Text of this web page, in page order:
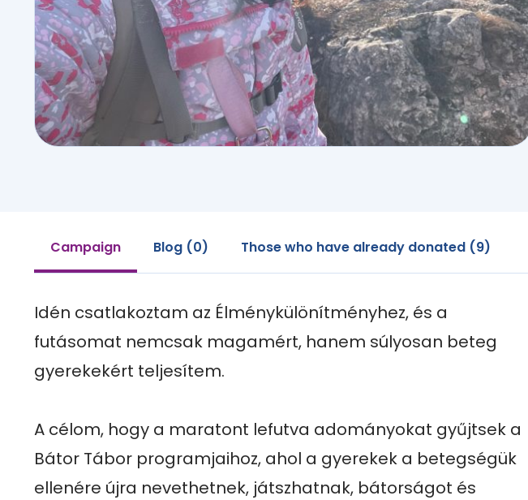
Campaign Blog (0) Those who have already donated (9)
Idén csatlakoztam az Élménykülönítményhez, és a
futásomat nemcsak magamért, hanem súlyosan beteg
gyerekekért teljesítem.
A célom, hogy a maratont lefutva adományokat gyűjtsek a
Bátor Tábor programjaihoz, ahol a gyerekek a betegségük
ellenére újra nevethetnek, játszhatnak, bátorságot és